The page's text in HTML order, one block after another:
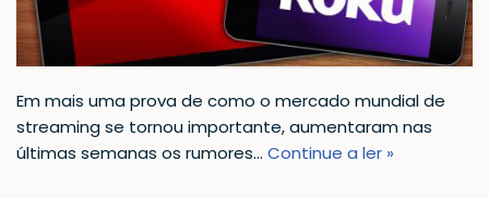
Em mais uma prova de como o mercado mundial de
streaming se tornou importante, aumentaram nas
últimas semanas os rumores… Continue a ler »